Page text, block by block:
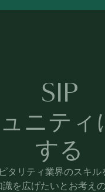
SIP
ニティ
する
タリティ業界のスキル
識を広げたいとお考え